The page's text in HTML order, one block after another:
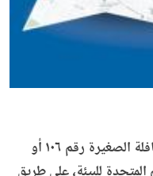
المواصلات العامة: استقل الحافلة الصغيرة رقم ١٠٦ أو
المتحدة للبيئة، على طريق